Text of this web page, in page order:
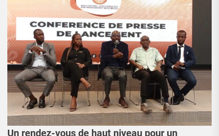
Un rendez-vous de haut niveau pour un